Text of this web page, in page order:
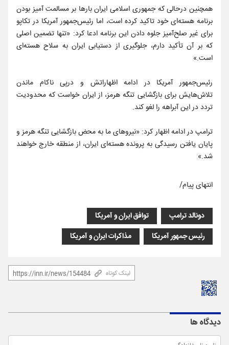
همچنین درحالی که جمهوری اسلامی ایران بارها بر مسالمت آمیز بودن
برنامه هسته‌ای خود تاکید کرده است، اما رئیس‌جمهور آمریکا در تکاپو
برای غیر صلح‌آمیز جلوه دادن این برنامه ادعا کرد: «تنها تضمین اصلی
که بر آن تأکید دارم، جلوگیری از دستیابی ایران به سلاح هسته‌ای
است.»
رئیس‌جمهور آمریکا در ادامه اظهاراتش و درپی ناکام ماندن
تلاش‌هایش برای بازگشایی تنگه هرمز، از ایران خواست که محدودیت
تردد در این آبراهه را لغو کند.
ترامپ در ادامه اظهار کرد: «نیروهای ما به محض بازگشایی تنگه هرمز و
پایان یافتن رسیدگی به پرونده هسته‌ای ایران، از منطقه خارج خواهند
شد.»
انتهای پیام/
دونالد ترامپ
توافق ایران و آمریکا
رئیس جمهور آمریکا
مذاکرات ایران و آمریکا
لینک کوتاه
دیدگاه ها